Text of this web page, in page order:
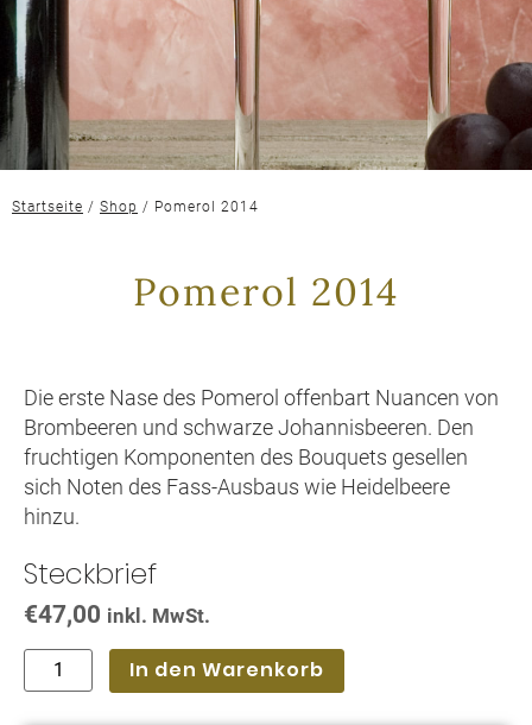
Startseite / Shop / Pomerol 2014
Pomerol 2014
Die erste Nase des Pomerol offenbart Nuancen von
Brombeeren und schwarze Johannisbeeren. Den
fruchtigen Komponenten des Bouquets gesellen
sich Noten des Fass-Ausbaus wie Heidelbeere
hinzu.
Steckbrief
€47,00 inkl. MwSt.
In den Warenkorb